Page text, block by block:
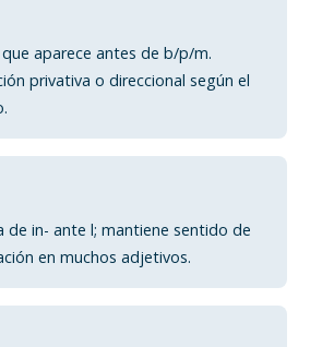
aparece antes de b/p/m.
privativa o direccional según el
de in- ante l; mantiene sentido de
en muchos adjetivos.